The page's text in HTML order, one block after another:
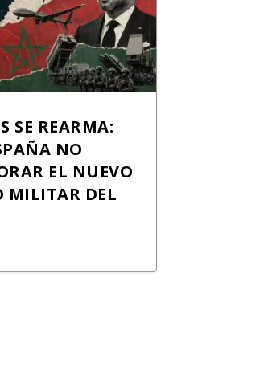
SE REARMA:
NO
EL NUEVO
MILITAR DEL